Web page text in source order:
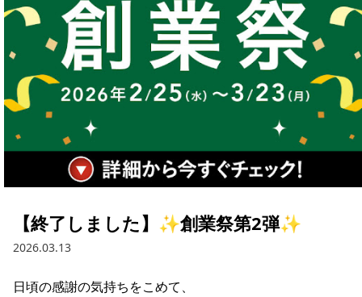
【終了しました】✨創業祭第2弾✨
2026.03.13
日頃の感謝の気持ちをこめて、